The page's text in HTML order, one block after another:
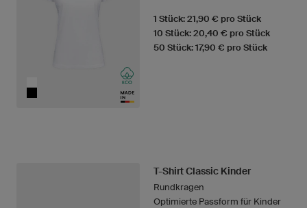
1 Stück: 21,90 € pro Stück
10 Stück: 20,40 € pro Stück
50 Stück: 17,90 € pro Stück
T-Shirt Classic Kinder
Rundkragen
Optimierte Passform für Kinder